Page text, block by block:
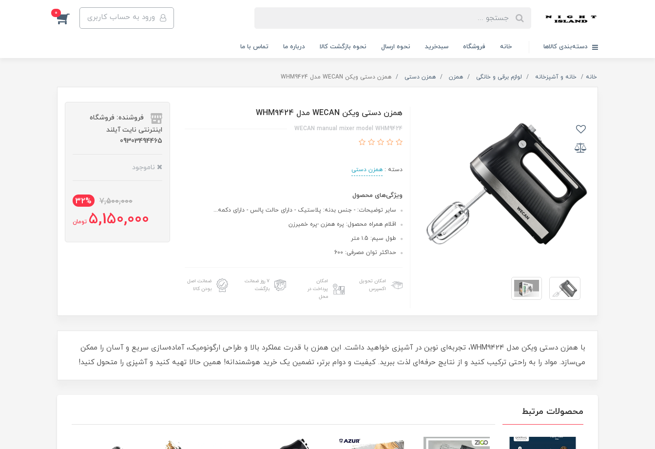
ورود به حساب کاربری 0
دسته‌بندی کالاها خانه فروشگاه سبدخرید نحوه ارسال نحوه بازگشت کالا درباره ما تماس با ما
خانه خانه و آشپزخانه لوازم برقی و خانگی همزن همزن دستی همزن دستی ویکن WECAN مدل WHM9424
همزن دستی ویکن WECAN مدل WHM9424
WECAN manual mixer model WHM9424
دسته :همزن دستی
ویژگی‌های محصول
سایر توضیحات: - جنس بدنه: پلاستیک - دارای حالت پالس - دارای دکمه...
اقلام همراه محصول: پره همزن -پره خمیرزن
طول سیم: ۱.5 متر
حداکثر توان مصرفی: 600
امکان تحویل
اکسپرس
امکان
پرداخت در
محل
۷ روز ضمانت
بازگشت
ضمانت اصل
بودن کالا
فروشنده: فروشگاه
اینترنتی نایت آیلند
09303494465
ناموجود
7,500,000
32%
5,150,000 تومان
با همزن دستی ویکن مدل WHM9424، تجربه‌ای نوین در آشپزی خواهید داشت. این همزن با قدرت عملکرد بالا و طراحی ارگونومیک، آماده‌سازی سریع و آسان را ممکن
می‌سازد. مواد را به راحتی ترکیب کنید و از نتایج حرفه‌ای لذت ببرید. کیفیت و دوام برتر، تضمین یک خرید هوشمندانه! همین حالا تهیه کنید و آشپزی را متحول کنید!
محصولات مرتبط